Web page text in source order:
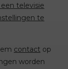
een televisie
te
contact op
worden